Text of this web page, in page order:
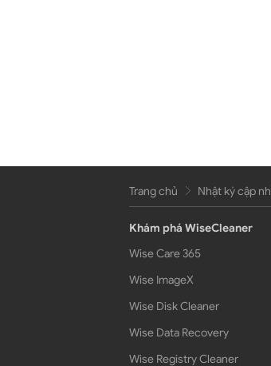
Trang chủ Nhật ký cập
Khám phá WiseCleaner
Wise Care 365
Wise ImageX
Wise Disk Cleaner
Wise Data Recovery
Wise Registry Cleaner